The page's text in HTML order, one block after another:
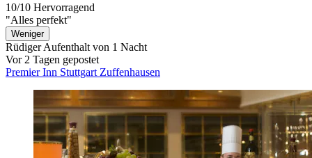
10/10 Hervorragend
"Alles perfekt"
Weniger
RüdigerAufenthalt von 1 Nacht
Vor 2 Tagen gepostet
Premier Inn Stuttgart Zuffenhausen